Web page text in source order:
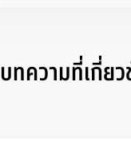
บทความที่เกี่ย